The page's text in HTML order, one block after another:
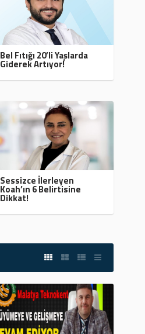
Bel Fıtığı 20’li Yaşlarda
Giderek Artıyor!
Sessizce İlerleyen
Koah’ın 6 Belirtisine
Dikkat!